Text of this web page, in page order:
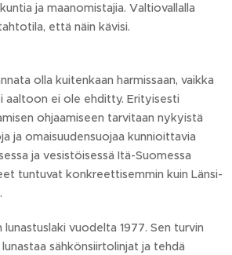
ja maanomistajia. Valtiovallalla
että näin kävisi.
olla kuitenkaan harmissaan, vaikka
aaltoon ei ole ehditty. Erityisesti
ohjaamiseen tarvitaan nykyistä
ja omaisuudensuojaa kunnioittavia
ja vesistöisessä Itä-Suomessa
tuntuvat konkreettisemmin kuin Länsi-
vuodelta 1977. Sen turvin
sähkönsiirtolinjat ja tehdä